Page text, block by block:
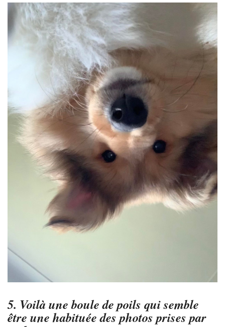
5. Voilà une boule de poils qui semble
être une habituée des photos prises par